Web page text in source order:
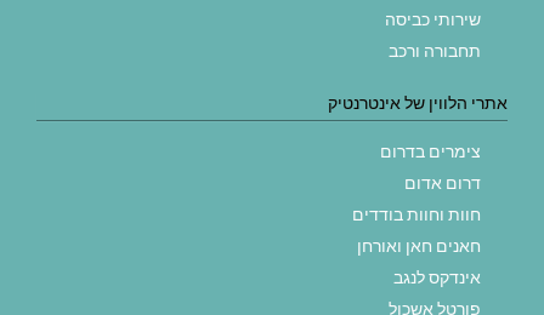
שירותי כביסה
תחבורה ורכב
אתרי הלווין של אינטרנטיק
צימרים בדרום
דרום אדום
חוות וחוות בודדים
חאנים חאן ואורחן
אינדקס לנגב
פורטל אשכול